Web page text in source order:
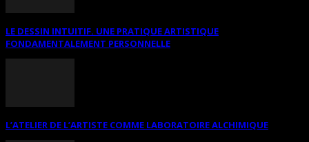
LE DESSIN INTUITIF. UNE PRATIQUE ARTISTIQUE
FONDAMENTALEMENT PERSONNELLE
L’ATELIER DE L’ARTISTE COMME LABORATOIRE ALCHIMIQUE